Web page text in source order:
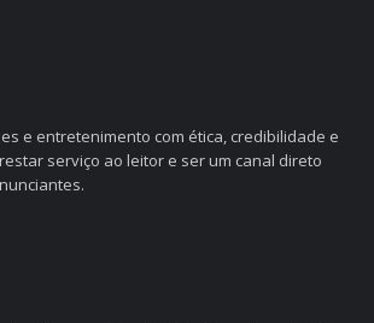
e entretenimento com ética, credibilidade e
serviço ao leitor e ser um canal direto